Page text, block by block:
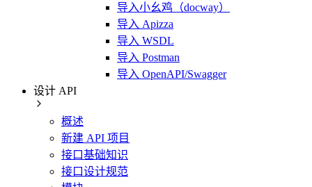
导入小幺鸡（docway）
导入 Apizza
导入 WSDL
导入 Postman
导入 OpenAPI/Swagger
设计 API
概述
新建 API 项目
接口基础知识
接口设计规范